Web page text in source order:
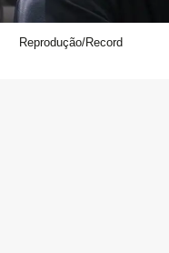
Reprodução/Record